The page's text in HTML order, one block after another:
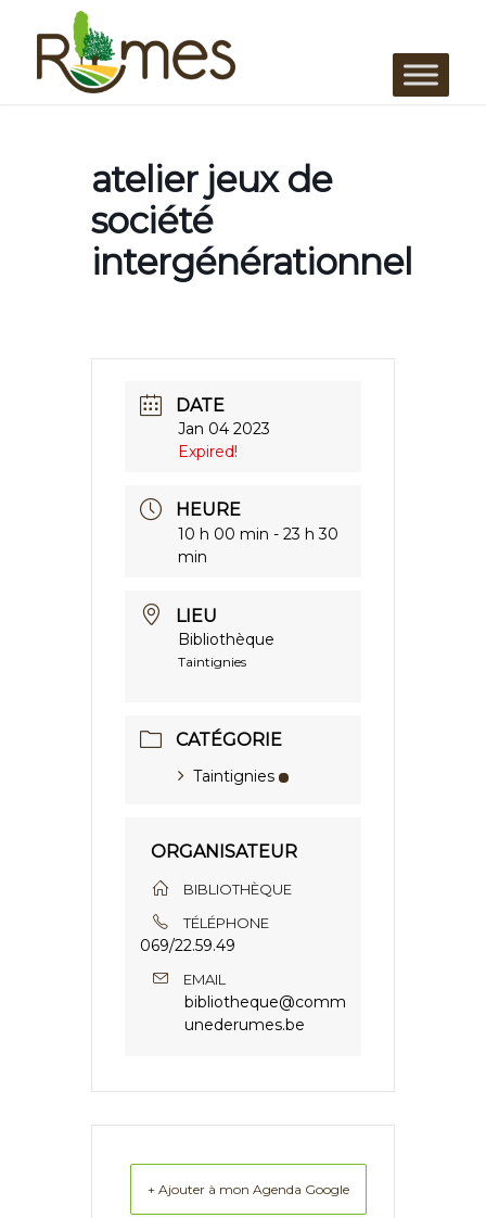
atelier jeux de
société
intergénérationnel
DATE
Jan 04 2023
Expired!
HEURE
10 h 00 min - 23 h 30
min
LIEU
Bibliothèque
Taintignies
CATÉGORIE
Taintignies
ORGANISATEUR
BIBLIOTHÈQUE
TÉLÉPHONE
069/22.59.49
EMAIL
bibliotheque@comm
unederumes.be
+ Ajouter à mon Agenda Google